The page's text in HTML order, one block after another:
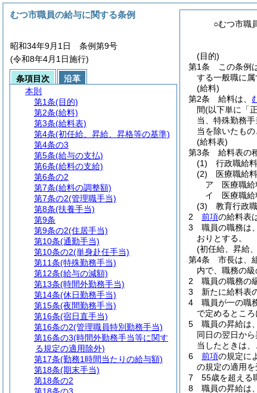
○むつ市職
(目的)
第1条
この条例
する一般職に属
(給料)
第2条
給料は、
間(以下単に「
当、特殊勤務
当を除いたもの
(給料表)
第3条
給料表の
(1)
行政職給
(2)
医療職給
ア
医療職
イ
医療職
(3)
教育行政
2
前項の給料表
3
職員の職務は
おりとする。
(初任給、昇給
第4条
市長は、
内で、職務の
2
職員の職務の
3
新たに給料表
4
職員が一の職
で定めるところ
5
職員の昇給は
同日の翌日か
当したときは
6
前項の規定に
の規定の適用
7
55歳を超える
8
職員の昇給は
むつ市職員の給与に関する条例
昭和34年9月1日 条例第9号
(令和8年4月1日施行)
条項目次
沿革
本則
第1条(目的)
第2条(給料)
第3条(給料表)
第4条(初任給、昇給、昇格等の基準)
第4条の3
第5条(給与の支払)
第6条(給料の支給)
第6条の2
第7条(給料の調整額)
第7条の2(管理職手当)
第8条(扶養手当)
第9条
第9条の2(住居手当)
第10条(通勤手当)
第10条の2(単身赴任手当)
第11条(特殊勤務手当)
第12条(給与の減額)
第13条(時間外勤務手当)
第14条(休日勤務手当)
第15条(夜間勤務手当)
第16条(宿日直手当)
第16条の2(管理職員特別勤務手当)
第16条の3(時間外勤務手当等に関す
る規定の適用除外)
第17条(勤務1時間当たりの給与額)
第18条(期末手当)
第18条の2